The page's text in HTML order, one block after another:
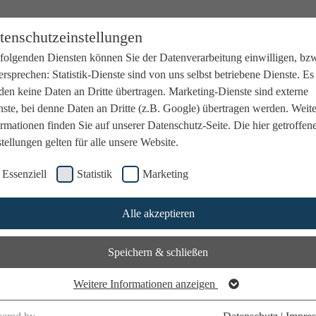
Diensten können Sie der Datenverarbeitung einwilligen,
Statistik-Dienste sind von uns selbst betriebene Dienste. Es
keine Daten an Dritte übertragen. Marketing-Dienste sind externe
bei denne Daten an Dritte (z.B. Google) übertragen werden.
finden Sie auf unserer Datenschutz-Seite. Die hier
gelten für alle unsere Website.
Essenziell Statistik Marketing
Alle akzeptieren
Speichern & schließen
Weitere Informationen anzeigen